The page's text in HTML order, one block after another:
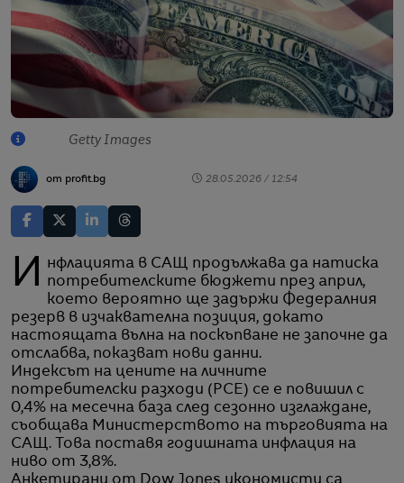
Getty Images
от profit.bg 28.05.2026 / 12:54
Инфлацията в САЩ продължава да натиска
потребителските бюджети през април,
което вероятно ще задържи Федералния
резерв в изчаквателна позиция, докато
настоящата вълна на поскъпване не започне да
отслабва, показват нови данни.
Индексът на цените на личните
потребителски разходи (PCE) се е повишил с
0,4% на месечна база след сезонно изглаждане,
съобщава Министерството на търговията на
САЩ. Това поставя годишната инфлация на
ниво от 3,8%.